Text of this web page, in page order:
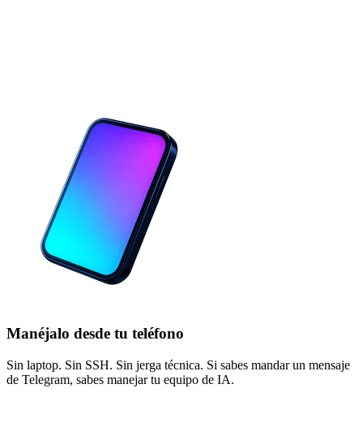
Manéjalo desde tu teléfono
Sin laptop. Sin SSH. Sin jerga técnica. Si sabes mandar un mensaje
de Telegram, sabes manejar tu equipo de IA.